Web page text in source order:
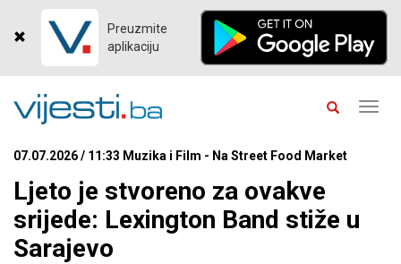
Preuzmite
aplikaciju
07.07.2026 / 11:33 Muzika i Film - Na Street Food Market
Ljeto je stvoreno za ovakve
srijede: Lexington Band stiže u
Sarajevo